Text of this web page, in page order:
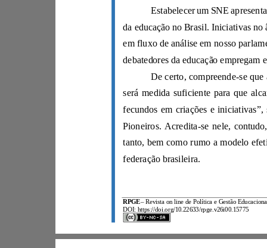
RPGE–
DOI: https://doi.org/10.22633/rpge.v26i00.15775
será medida suficiente para que
federação brasileira.